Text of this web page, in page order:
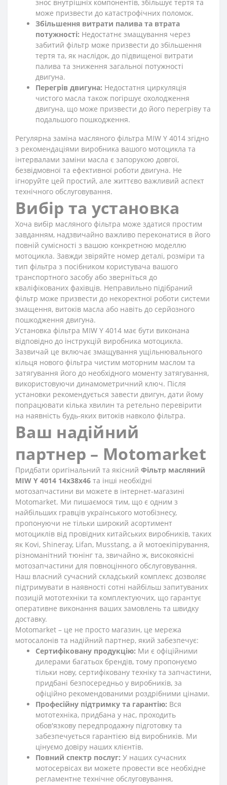
знос внутрішніх компонентів, збільшує тертя та
може призвести до катастрофічних поломок.
Збільшення витрати палива та втрата
потужності: Недостатнє змащування через
забитий фільтр може призвести до збільшення
тертя та, як наслідок, до підвищеної витрати
палива та зниження загальної потужності
двигуна.
Перегрів двигуна: Недостатня циркуляція
чистого масла також погіршує охолодження
двигуна, що може призвести до його перегріву та
подальшого пошкодження.
Регулярна заміна масляного фільтра MIW Y 4014 згідно
з рекомендаціями виробника вашого мотоцикла та
інтервалами заміни масла є запорукою довгої,
безвідмовної та ефективної роботи двигуна. Не
ігноруйте цей простий, але життєво важливий аспект
технічного обслуговування.
Вибір та установка
Хоча вибір масляного фільтра може здатися простим
завданням, надзвичайно важливо переконатися в його
повній сумісності з вашою конкретною моделлю
мотоцикла. Завжди звіряйте номер деталі, розміри та
тип фільтра з посібником користувача вашого
транспортного засобу або зверніться до
кваліфікованих фахівців. Неправильно підібраний
фільтр може призвести до некоректної роботи системи
змащення, витоків масла або навіть до серйозного
пошкодження двигуна.
Установка фільтра MIW Y 4014 має бути виконана
відповідно до інструкцій виробника мотоцикла.
Зазвичай це включає змащування ущільнювального
кільця нового фільтра чистим моторним маслом та
затягування його до необхідного моменту затягування,
використовуючи динамометричний ключ. Після
установки рекомендується завести двигун, дати йому
попрацювати кілька хвилин та ретельно перевірити
на наявність будь-яких витоків навколо фільтра.
Ваш надійний
партнер – Motomarket
Придбати оригінальний та якісний Фільтр масляний
MIW Y 4014 14х38х46 та інші необхідні
мотозапчастини ви можете в інтернет-магазині
Motomarket. Ми пишаємося тим, що є одним з
найбільших гравців українського мотобізнесу,
пропонуючи не тільки широкий асортимент
мотоциклів від провідних китайських виробників, таких
як Kovi, Shineray, Lifan, Musstang, а й мотоекіпірування,
різноманітний тюнінг та, звичайно ж, високоякісні
мотозапчастини для повноцінного обслуговування.
Наш власний сучасний складський комплекс дозволяє
підтримувати в наявності сотні найбільш запитуваних
позицій мототехніки та комплектуючих, що гарантує
оперативне виконання ваших замовлень та швидку
доставку.
Motomarket – це не просто магазин, це мережа
мотосалонів та надійний партнер, який забезпечує:
Сертифіковану продукцію: Ми є офіційними
дилерами багатьох брендів, тому пропонуємо
тільки нову, сертифіковану техніку та запчастини,
придбані безпосередньо у виробників, за
офіційно рекомендованими роздрібними цінами.
Професійну підтримку та гарантію: Вся
мототехніка, придбана у нас, проходить
обов'язкову передпродажну підготовку та
забезпечується гарантією від виробників. Ми
цінуємо довіру наших клієнтів.
Повний спектр послуг: У наших сучасних
мотосервісах ви можете провести все необхідне
регламентне технічне обслуговування,